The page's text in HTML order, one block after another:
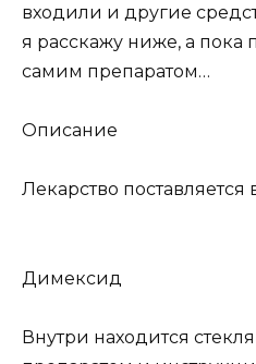
входили и другие
я расскажу ниже, а пока
самим препаратом…
Описание
Лекарство поставляется
Димексид
Внутри находится